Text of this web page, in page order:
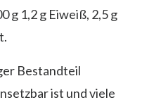
g 1,2 g Eiweiß, 2,5 g
Bestandteil
ist und viele